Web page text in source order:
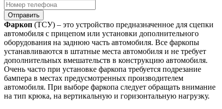
Отправить
Фаркоп (ТСУ) – это устройство предназначенное для сцепки
автомобиля с прицепом или установки дополнительного
оборудования на заднюю часть автомобиля. Все фаркопы
устанавливаются в штатные места автомобиля и не требует
дополнительных вмешательств в конструкцию автомобиля.
Очень часто при установке фаркопа требуется подрезание
бампера в местах предусмотренных производителем
автомобиля. При выборе фаркопа следует обращать внимание
на тип крюка, на вертикальную и горизонтальную нагрузку.